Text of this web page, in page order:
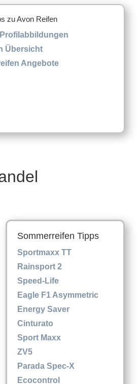
zu Avon Reifen
Übersicht
Angebote
Sommerreifen Tipps
Sportmaxx TT
Rainsport 2
Speed-Life
Eagle F1 Asymmetric
Energy Saver
Cinturato
Sport Maxx
ZV5
Parada Spec-X
Ecocontrol